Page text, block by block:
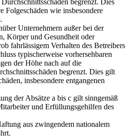
begrenzt. Dies
Folgeschäden wie insbesondere
Unternehmern außer bei der
Körper und Gesundheit oder
fahrlässigem Verhalten des Betreibers
typischerweise vorhersehbaren
der Höhe nach auf die
begrenzt. Dies gilt
insbesondere entgangenen
der Absätze a bis c gilt sinngemäß
und Erfüllungsgehilfen des
aus zwingendem nationalem